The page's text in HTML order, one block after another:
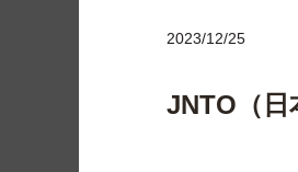
2023/12/25
JNTO（日